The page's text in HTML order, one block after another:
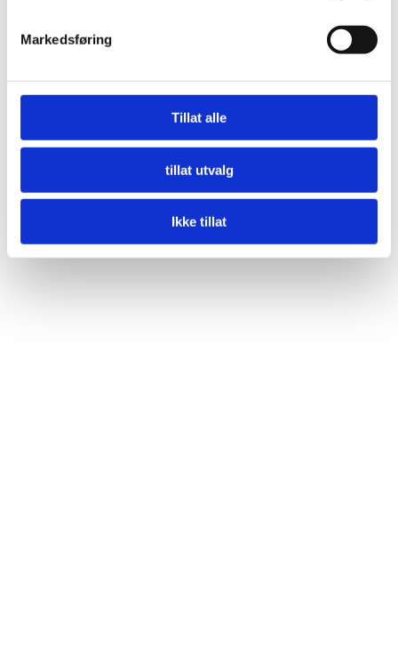
Markedsføring
Tillat alle
tillat utvalg
Ikke tillat